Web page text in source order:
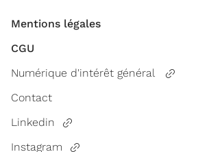
Mentions légales
CGU
Numérique d'intérêt général
Contact
Linkedin
Instagram